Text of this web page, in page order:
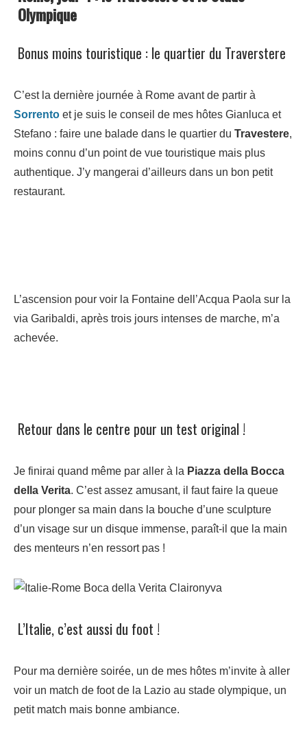
Olympique
Bonus moins touristique : le quartier du Traverstere
C’est la dernière journée à Rome avant de partir à
Sorrento et je suis le conseil de mes hôtes Gianluca et
Stefano : faire une balade dans le quartier du Travestere,
moins connu d’un point de vue touristique mais plus
authentique. J’y mangerai d’ailleurs dans un bon petit
restaurant.
L’ascension pour voir la Fontaine dell’Acqua Paola sur la
via Garibaldi, après trois jours intenses de marche, m’a
achevée.
Retour dans le centre pour un test original !
Je finirai quand même par aller à la Piazza della Bocca
della Verita. C’est assez amusant, il faut faire la queue
pour plonger sa main dans la bouche d’une sculpture
d’un visage sur un disque immense, paraît-il que la main
des menteurs n’en ressort pas !
L’Italie, c’est aussi du foot !
Pour ma dernière soirée, un de mes hôtes m’invite à aller
voir un match de foot de la Lazio au stade olympique, un
petit match mais bonne ambiance.